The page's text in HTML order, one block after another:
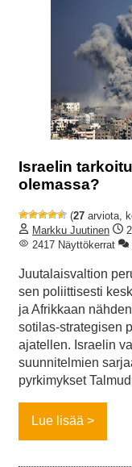
Israelin
olemassa?
(27 arviota,
Markku Juutinen
2417 Näyttökerrat
Juutalaisvaltion
sen poliittisesti
ja Afrikkaan
sotilas-strategisen
ajatellen. Israelin
suunnitelmien
pyrkimykset
Lue lisää